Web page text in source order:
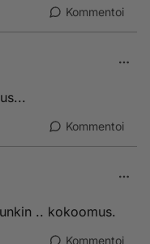
Kommentoi
Kommentoi
.. kokoomus.
Kommentoi